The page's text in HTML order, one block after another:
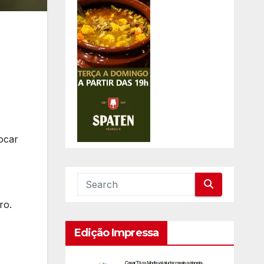
Edição Impressa